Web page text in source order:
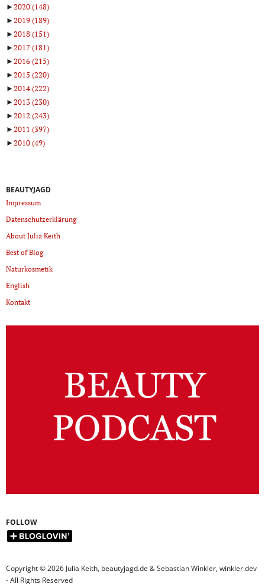
►2020(148)
►2019(189)
►2018(151)
►2017(181)
►2016(215)
►2015 (220)
►2014(222)
►2013(230)
►2012 (243)
►2011 (397)
►2010(49)
BEAUTYJAGD
Impressum
Datenschutzerklärung
About Julia Keith
Best of Blog
Naturkosmetik
English
Kontakt
FOLLOW
Copyright © 2026 Julia Keith, beautyjagd.de & Sebastian Winkler, winkler.dev
- All Rights Reserved